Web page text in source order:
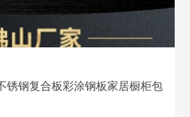
锈钢复合板彩涂钢板家居橱柜包